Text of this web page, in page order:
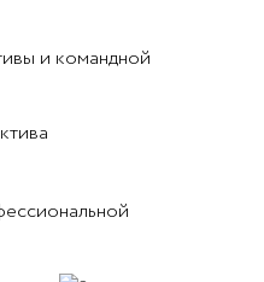
и командной